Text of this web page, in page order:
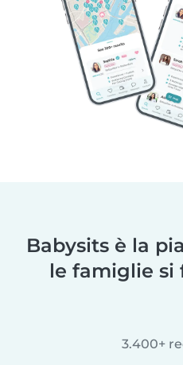
Babysits è la
le famiglie si
3.400+